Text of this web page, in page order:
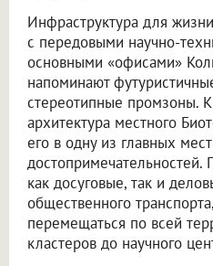
Инфраструктура для
с передовыми научно-
основными «офисами»
напоминают
стереотипные промзоны.
архитектура местного
его в одну из главных
как досуговые, так и
общественного
перемещаться по всей
кластеров до научного